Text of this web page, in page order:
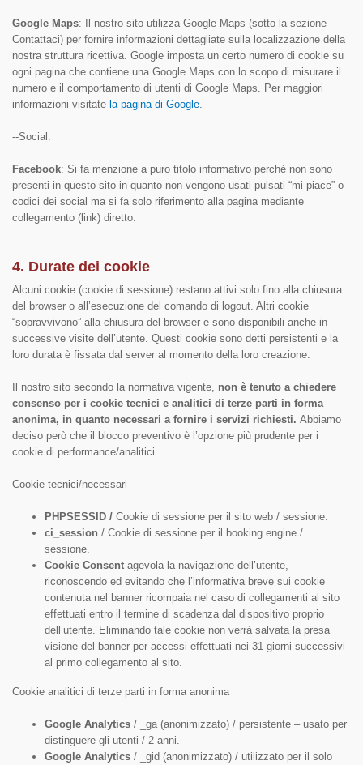
Google Maps: Il nostro sito utilizza Google Maps (sotto la sezione
Contattaci) per fornire informazioni dettagliate sulla localizzazione della
nostra struttura ricettiva. Google imposta un certo numero di cookie su
ogni pagina che contiene una Google Maps con lo scopo di misurare il
numero e il comportamento di utenti di Google Maps. Per maggiori
informazioni visitate la pagina di Google
--Social:
Facebook: Si fa menzione a puro titolo informativo perché non sono
presenti in questo sito in quanto non vengono usati pulsati “mi piace” o
codici dei social ma si fa solo riferimento alla pagina mediante
collegamento (link) diretto.
4. Durate dei cookie
Alcuni cookie (cookie di sessione) restano attivi solo fino alla chiusura
del browser o all’esecuzione del comando di logout. Altri cookie
“sopravvivono” alla chiusura del browser e sono disponibili anche in
successive visite dell’utente. Questi cookie sono detti persistenti e la
loro durata è fissata dal server al momento della loro creazione.
Il nostro sito secondo la normativa vigente, non è tenuto a chiedere
consenso per i cookie tecnici e analitici di terze parti in forma
anonima, in quanto necessari a fornire i servizi richiesti. Abbiamo
deciso però che il blocco preventivo è l’opzione più prudente per i
cookie di performance/analitici.
Cookie tecnici/necessari
PHPSESSID / Cookie di sessione per il sito web / sessione.
ci_session / Cookie di sessione per il booking engine /
sessione.
Cookie Consent agevola la navigazione dell’utente,
riconoscendo ed evitando che l’informativa breve sui cookie
contenuta nel banner ricompaia nel caso di collegamenti al sito
effettuati entro il termine di scadenza dal dispositivo proprio
dell’utente. Eliminando tale cookie non verrà salvata la presa
visione del banner per accessi effettuati nei 31 giorni successivi
al primo collegamento al sito.
Cookie analitici di terze parti in forma anonima
Google Analytics / _ga (anonimizzato) / persistente – usato per
distinguere gli utenti / 2 anni.
Google Analytics / _gid (anonimizzato) / utilizzato per il solo